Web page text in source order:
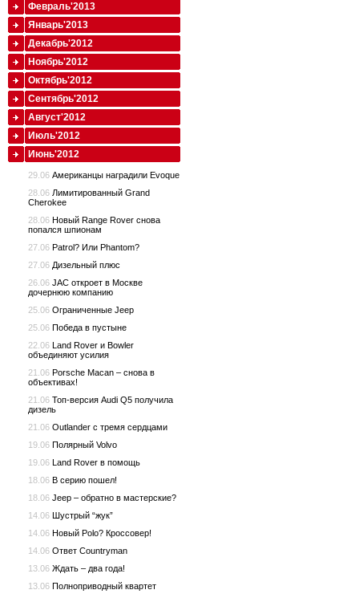
Февраль'2013
Январь'2013
Декабрь'2012
Ноябрь'2012
Октябрь'2012
Сентябрь'2012
Август'2012
Июль'2012
Июнь'2012
29.06 Американцы наградили Evoque
28.06 Лимитированный Grand
Cherokee
28.06 Новый Range Rover снова
попался шпионам
27.06 Patrol? Или Phantom?
27.06 Дизельный плюс
26.06 JAC откроет в Москве
дочернюю компанию
25.06 Ограниченные Jeep
25.06 Победа в пустыне
22.06 Land Rover и Bowler
объединяют усилия
21.06 Porsche Macan – снова в
объективах!
21.06 Топ-версия Audi Q5 получила
дизель
21.06 Outlander с тремя сердцами
19.06 Полярный Volvo
19.06 Land Rover в помощь
18.06 В серию пошел!
18.06 Jeep – обратно в мастерские?
14.06 Шустрый “жук”
14.06 Новый Polo? Кроссовер!
14.06 Ответ Countryman
13.06 Ждать – два года!
13.06 Полноприводный квартет